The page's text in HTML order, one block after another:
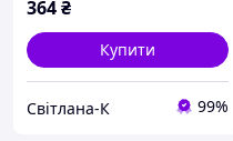
364₴
Купити
Свiтлана-К 99%